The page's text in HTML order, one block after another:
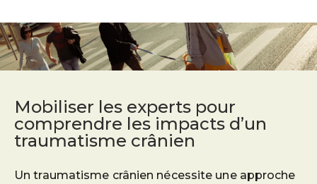
Mobiliser les experts pour
comprendre les impacts d’un
traumatisme crânien
Un traumatisme crânien nécessite une approche